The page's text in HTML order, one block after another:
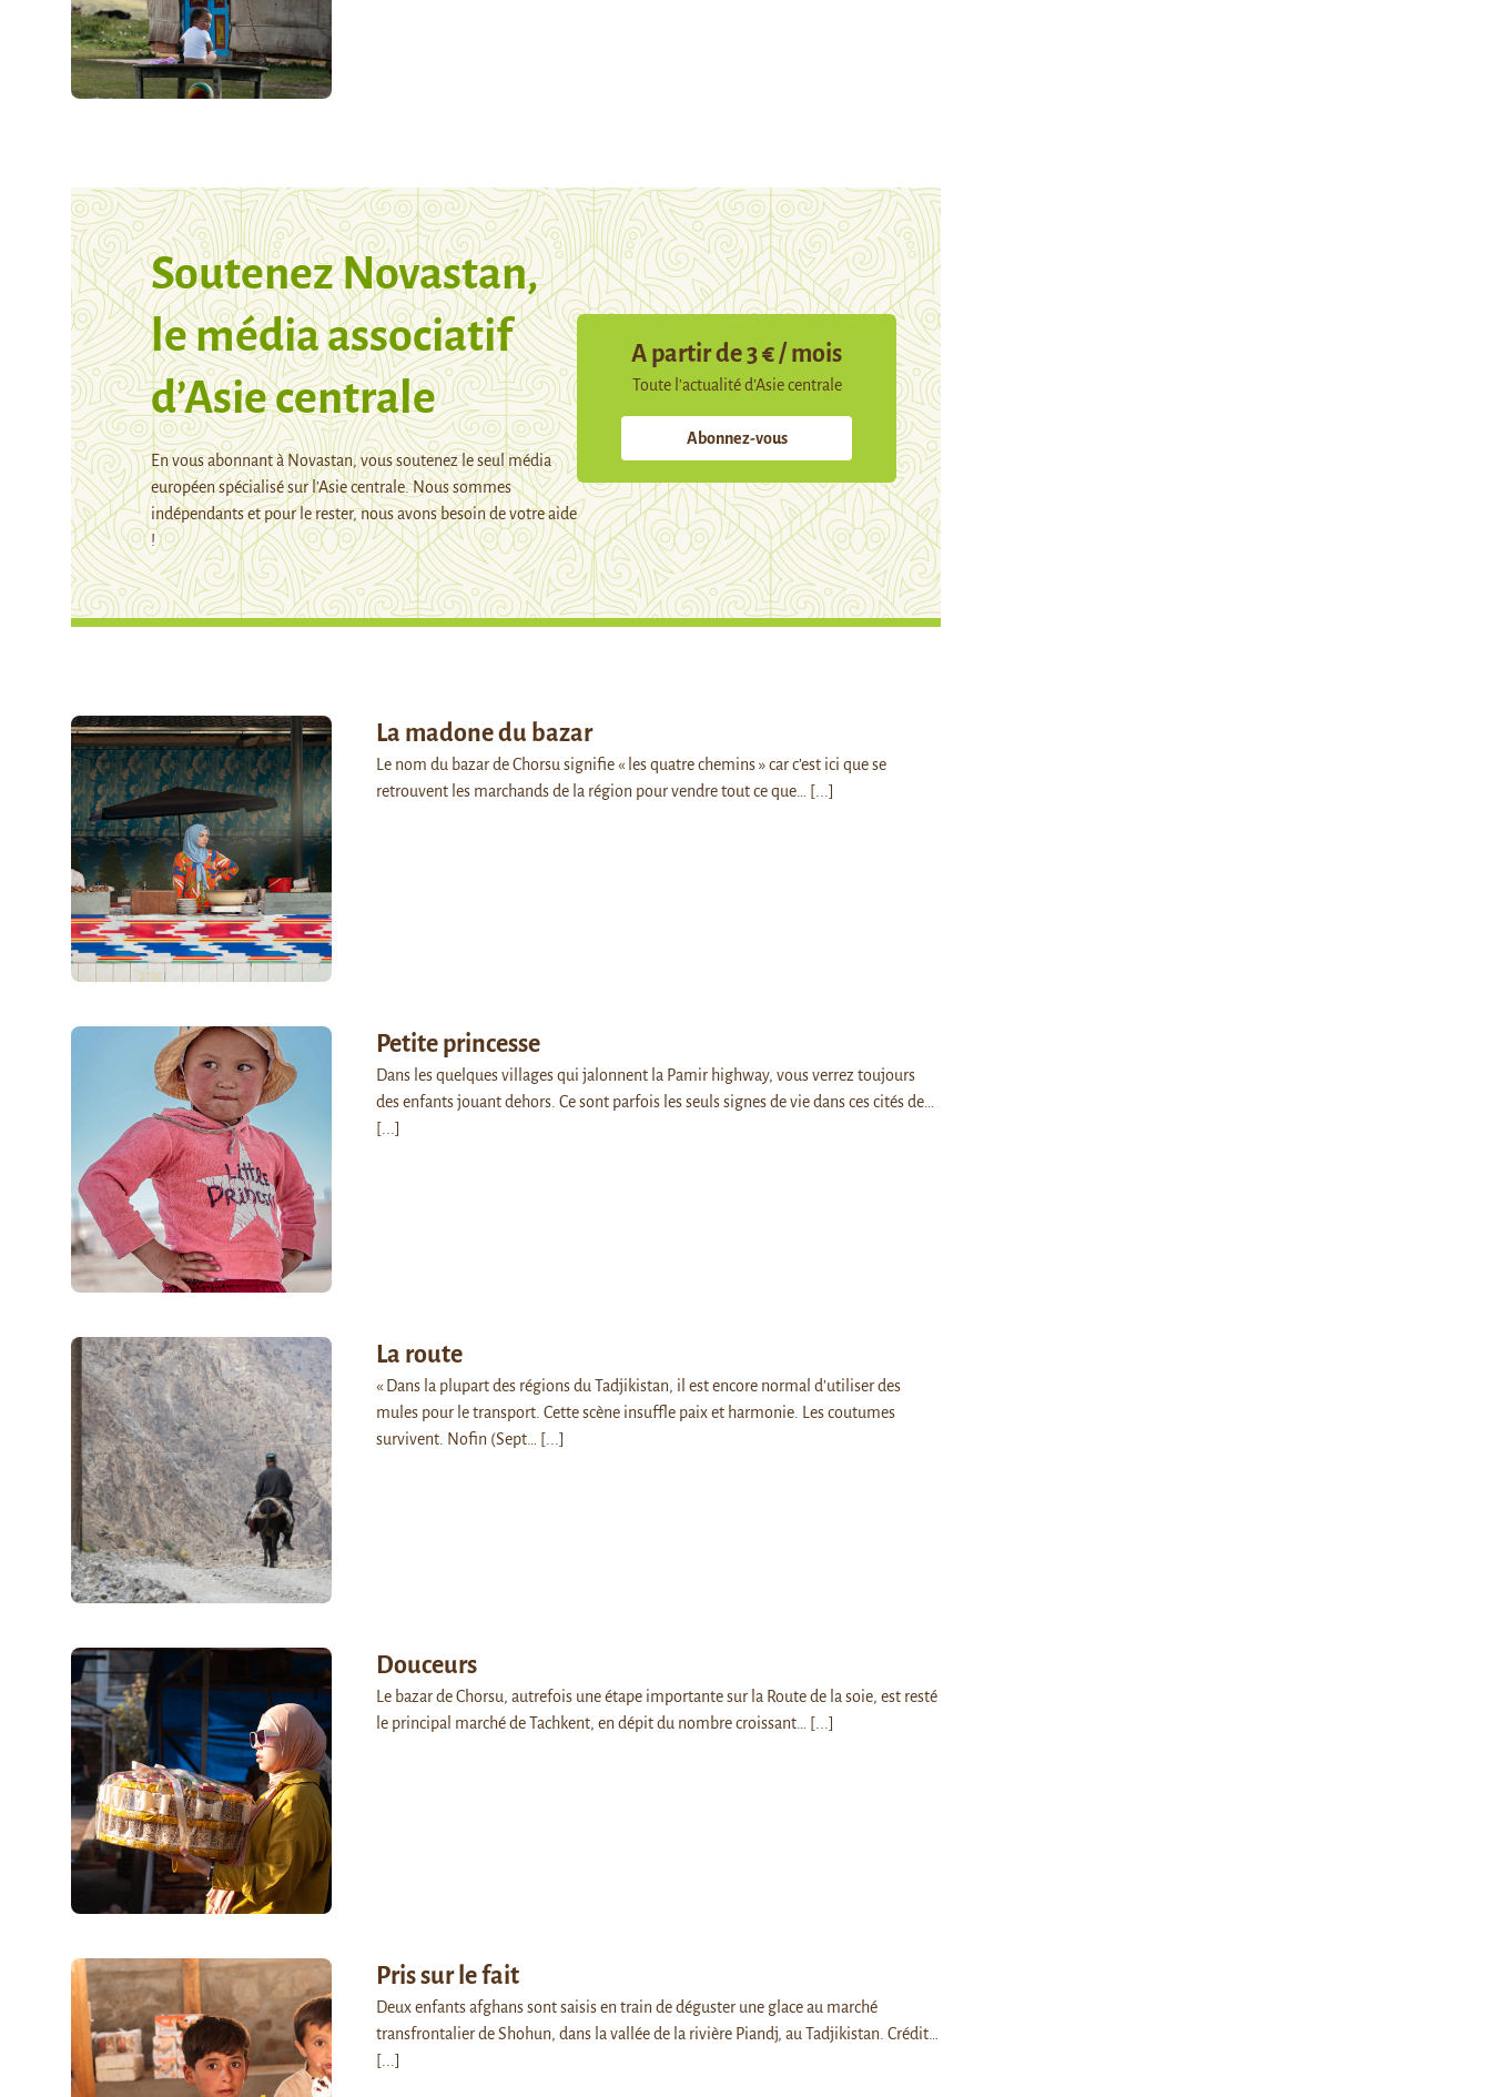
Soutenez Novastan,
le média associatif
d’Asie centrale
En vous abonnant à Novastan, vous soutenez le seul média
européen spécialisé sur l’Asie centrale. Nous sommes
indépendants et pour le rester, nous avons besoin de votre aide
!
A partir de 3 € / mois
Toute l’actualité d’Asie centrale
Abonnez-vous
La madone du bazar
Le nom du bazar de Chorsu signifie « les quatre chemins » car c’est ici que se
retrouvent les marchands de la région pour vendre tout ce que…
[...]
Petite princesse
Dans les quelques villages qui jalonnent la Pamir highway, vous verrez toujours
des enfants jouant dehors. Ce sont parfois les seuls signes de vie dans ces cités de…
[...]
La route
« Dans la plupart des régions du Tadjikistan, il est encore normal d’utiliser des
mules pour le transport. Cette scène insuffle paix et harmonie. Les coutumes
survivent. Nofin (Sept…
[...]
Douceurs
Le bazar de Chorsu, autrefois une étape importante sur la Route de la soie, est resté
le principal marché de Tachkent, en dépit du nombre croissant…
[...]
Pris sur le fait
Deux enfants afghans sont saisis en train de déguster une glace au marché
transfrontalier de Shohun, dans la vallée de la rivière Piandj, au Tadjikistan. Crédit…
[...]